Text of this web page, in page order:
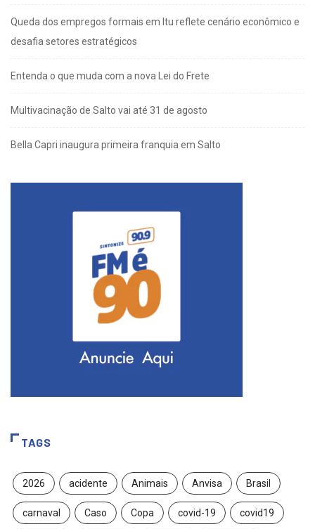
Queda dos empregos formais em Itu reflete cenário econômico e
desafia setores estratégicos
Entenda o que muda com a nova Lei do Frete
Multivacinação de Salto vai até 31 de agosto
Bella Capri inaugura primeira franquia em Salto
TAGS
2026 acidente Animais Anvisa Brasil
carnaval Caso Copa covid-19 covid19